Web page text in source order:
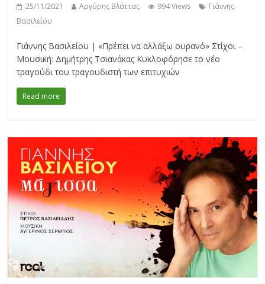
25/11/2021 Αργύρης Βλάττας 994 Views
Γιάννης
Βασιλείου
Γιάννης Βασιλείου | «Πρέπει να αλλάξω ουρανό» Στίχοι –
Μουσική: Δημήτρης Τσιανάκας Κυκλοφόρησε το νέο
τραγούδι του τραγουδιστή των επιτυχιών
Read more